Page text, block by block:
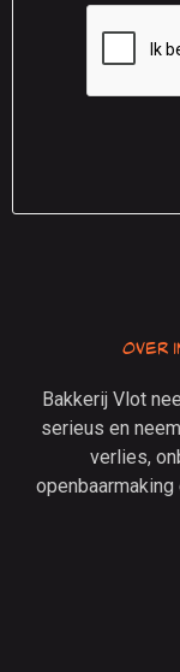
Over
Bakkerij Vlot
serieus en
verlies,